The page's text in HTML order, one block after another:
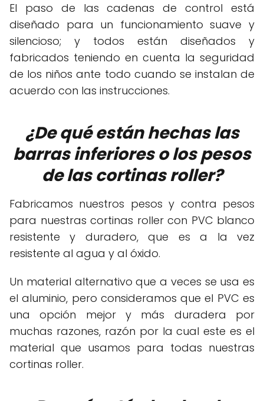
El paso de las cadenas de control está
diseñado para un funcionamiento suave y
silencioso; y todos están diseñados y
fabricados teniendo en cuenta la seguridad
de los niños ante todo cuando se instalan de
acuerdo con las instrucciones.
¿De qué están hechas las
barras inferiores o los pesos
de las cortinas roller?
Fabricamos nuestros pesos y contra pesos
para nuestras cortinas roller con PVC blanco
resistente y duradero, que es a la vez
resistente al agua y al óxido.
Un material alternativo que a veces se usa es
el aluminio, pero consideramos que el PVC es
una opción mejor y más duradera por
muchas razones, razón por la cual este es el
material que usamos para todas nuestras
cortinas roller.